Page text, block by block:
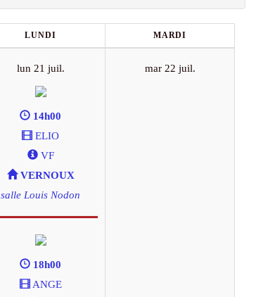
LUNDI MARDI
lun 21 juil.
14h00
ELIO
VF
VERNOUX
salle Louis Nodon
18h00
ANGE
mar 22 juil.